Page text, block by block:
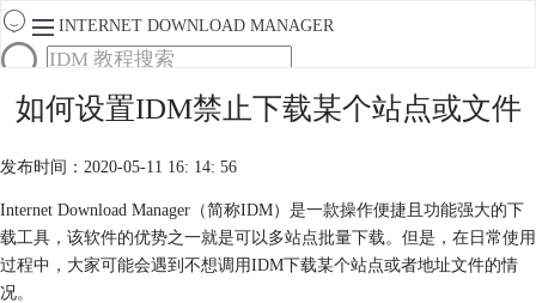
INTERNET DOWNLOAD MANAGER
首页
产品
服务
购买
如何设置IDM禁止下载某个站点或文件
发布时间：2020-05-11 16: 14: 56
Internet Download Manager（简称IDM）是一款操作便捷且功能强大的下
载工具，该软件的优势之一就是可以多站点批量下载。但是，在日常使用
过程中，大家可能会遇到不想调用IDM下载某个站点或者地址文件的情
况。